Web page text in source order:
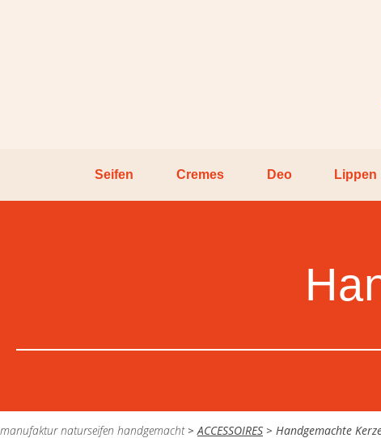
Seifen Cremes Deo Lippen
manufaktur naturseifen handgemacht> ACCESSOIRES > Handgemachte